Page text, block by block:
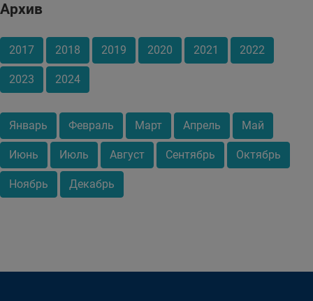
Архив
2017 2018 2019 2020 2021 2022
2023 2024
Январь Февраль Март Апрель Май
Июнь Июль Август Сентябрь Октябрь
Ноябрь Декабрь